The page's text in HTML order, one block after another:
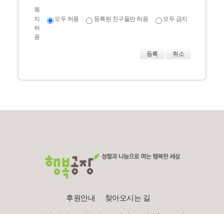
- 직업, 관심분야 : 해당 관심 분야에 따른 적
절한 정보와 참여방식을 제공하기 위해
(사)행복공장은 회원의 개인정보를 '개인정
회원은 언제든지 등록되어 있는 회원의 개
다. 개인정보 열람 및 정정을 하고자 할 경우
쪽
지
허
용
모두 허용 등록된 친구들만 허용 모두 금지
취소
후원안내 찾아오시는 길